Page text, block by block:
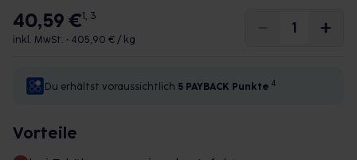
40,59 €1, 3
inkl. MwSt. • 405,90 € / kg
Du erhältst voraussichtlich 5 PAYBACK Punkte 4
Vorteile